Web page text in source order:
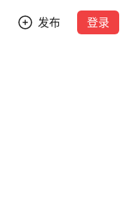
发布 登录